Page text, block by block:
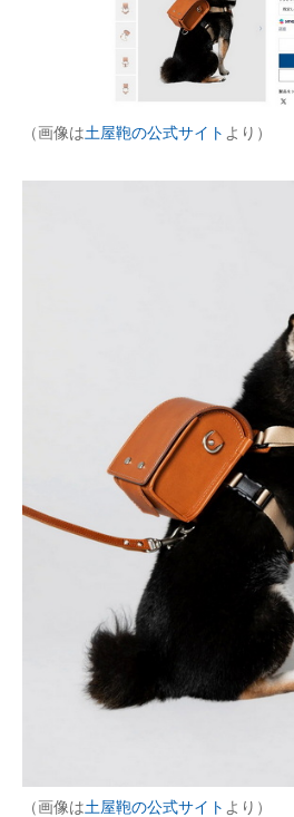
好きが集まる 比べて選べる
ビジネスと働き方のヒント
AI活用のいまが分かる
製造業のIT導入・活用を支援
モノづくり技術者専門サイト
エレクトロニクス専門サイト
電子設計の基本と応用
エネルギーの専門メディア
建設×テクノロジーの最前線
（画像は土屋鞄の公式サイト より）
（画像は土屋鞄の公式サイト より）